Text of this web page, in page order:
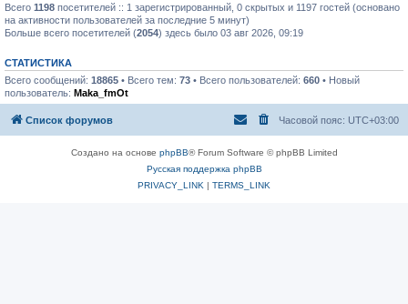
Всего 1198 посетителей :: 1 зарегистрированный, 0 скрытых и 1197 гостей (основано
на активности пользователей за последние 5 минут)
Больше всего посетителей (2054) здесь было 03 авг 2026, 09:19
СТАТИСТИКА
Всего сообщений: 18865 • Всего тем: 73 • Всего пользователей: 660 • Новый
пользователь: Maka_fmOt
Список форумов Часовой пояс: UTC+03:00
Создано на основе phpBB® Forum Software © phpBB Limited
Русская поддержка phpBB
PRIVACY_LINK | TERMS_LINK